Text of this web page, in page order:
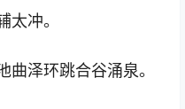
冲。
泽环跳合谷涌泉。